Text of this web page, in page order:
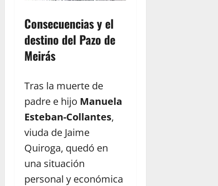
Consecuencias y el
destino del Pazo de
Meirás
Tras la muerte de
padre e hijo Manuela
Esteban-Collantes,
viuda de Jaime
Quiroga, quedó en
una situación
personal y económica